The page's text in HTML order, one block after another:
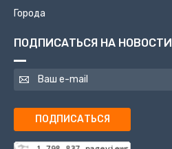
Города
ПОДПИСАТЬСЯ НА НОВОСТИ
ПОДПИСАТЬСЯ